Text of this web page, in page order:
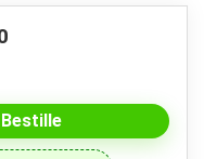
Bestille